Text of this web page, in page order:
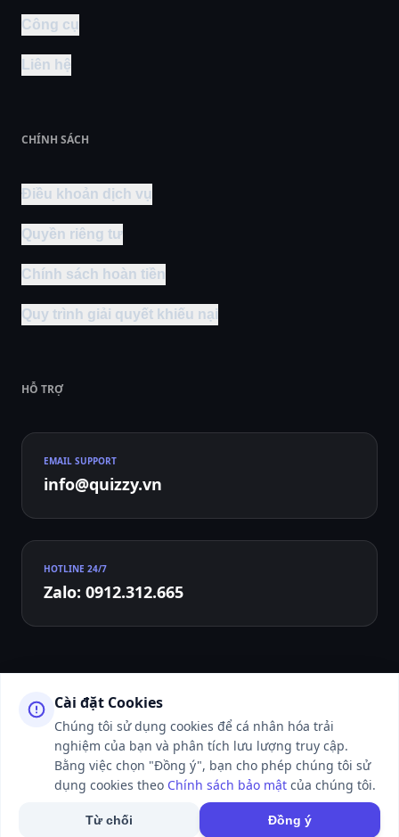
Cài đặt Cookies
Chúng tôi sử dụng cookies để cá nhân hóa trải
nghiệm của bạn và phân tích lưu lượng truy cập.
Bằng việc chọn "Đồng ý", bạn cho phép chúng tôi sử
dụng cookies theo Chính sách bảo mật của chúng tôi.
Từ chối Đồng ý
Công cụ
Liên hệ
CHÍNH SÁCH
Điều khoản dịch vụ
Quyền riêng tư
Chính sách hoàn tiền
Quy trình giải quyết khiếu nại
HỖ TRỢ
EMAIL SUPPORT
info@quizzy.vn
HOTLINE 24/7
Zalo: 0912.312.665
© 2026 QUIZZY.VN - ALL RIGHTS RESERVED. WEBSITE ĐANG TRONG
THỜI GIAN HOÀN THIỆN VÀ LÀM THỦ TỤC XIN CẤP PHÉP CỦA CƠ
QUAN CHỨC NĂNG.